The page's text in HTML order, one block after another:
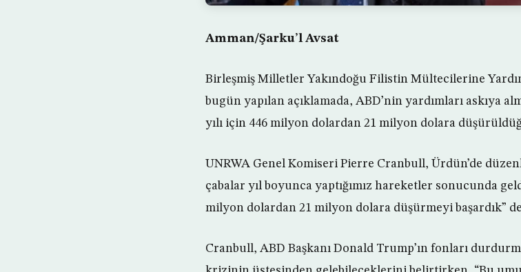
Amman/Şarku’l Avsat
Birleşmiş Milletler Yakındoğu Filistin Mültecilerine
bugün yapılan açıklamada, ABD’nin yardımları askıya
yılı için 446 milyon dolardan 21 milyon dolara
UNRWA Genel Komiseri Pierre Cranbull, Ürdün’de
çabalar yıl boyunca yaptığımız hareketler sonucunda
milyon dolardan 21 milyon dolara düşürmeyi başardık”
Cranbull, ABD Başkanı Donald Trump’ın fonları